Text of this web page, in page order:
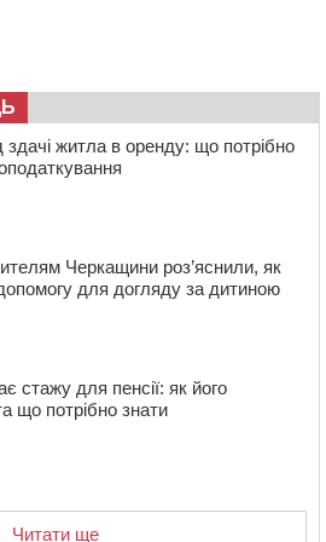
чоловік до смерті побив 82-
прокремлівську
до захоплення України
здачі житла в оренду: що потрібно
Черкащини роз’яснили, як
для догляду за дитиною
стажу для пенсії: як його
що потрібно знати
Читати ще